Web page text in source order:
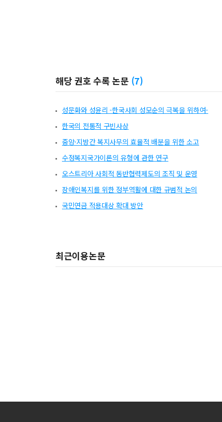
해당 권호 수록 논문 (7)
성문화와 성윤리 -한국사회 성모순의 극복을 위하여-
한국의 전통적 구빈사상
중앙·지방간 복지사무의 효율적 배분을 위한 소고
수정복지국가이론의 유형에 관한 연구
오스트리아 사회적 동반협력제도의 조직 및 운영
장애인복지를 위한 정부역활에 대한 규범적 논의
국민연금 적용대상 확대 방안
최근이용논문